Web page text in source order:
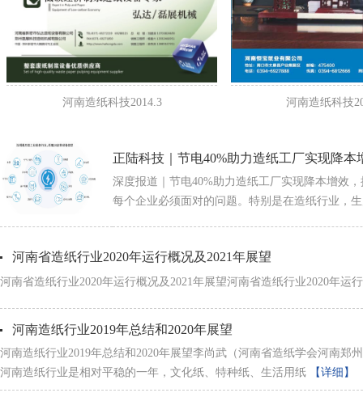
河南造纸科技2014.3 河南造纸科技
正陆科技｜节电40%助力造纸工厂实现降本
深度报道｜节电40%助力造纸工厂实现降本增效
每个企业必须面对的问题。特别是在造纸行业，
河南省造纸行业2020年运行概况及2021年展望
河南省造纸行业2020年运行概况及2021年展望河南省造纸行业2020年运
河南造纸行业2019年总结和2020年展望
河南造纸行业2019年总结和2020年展望李尚武（河南省造纸学会河南郑
河南造纸行业是相对平稳的一年，文化纸、特种纸、生活用纸
【详细】